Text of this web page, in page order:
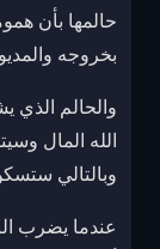
حالمها بأن
بخروجه
والحالم الذي
الله المال
وبالتالي
عندما يضرب